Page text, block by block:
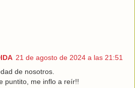
21 de agosto de 2024 a las 21:51
de nosotros.
puntito, me inflo a reír!!